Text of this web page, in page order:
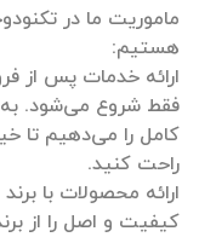
ماموریت ما در
ارائه خدمات پس از
فقط شروع می‌شود.
کامل را می‌دهیم تا
ارائه محصولات با